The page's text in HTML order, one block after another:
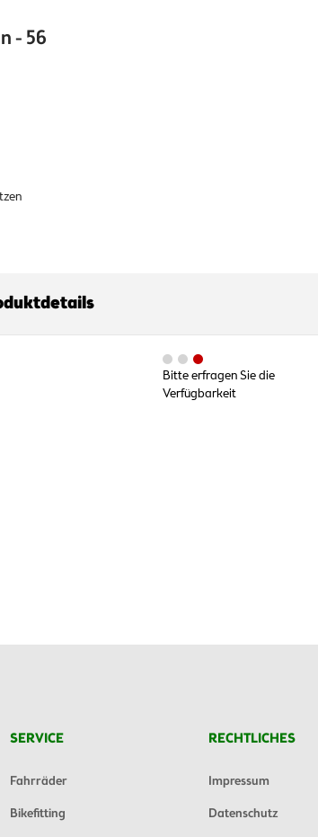
- 56
Bitte erfragen Sie die
Verfügbarkeit
SERVICE
Fahrräder
Bikefitting
RECHTLICHES
Impressum
Datenschutz